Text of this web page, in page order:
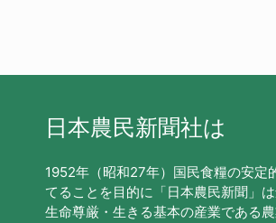
日本農民新聞社は
1952年（昭和27年）国民食糧の安定
てることを目的に「日本農民新聞」は
生命尊厳・生きる基本の産業である